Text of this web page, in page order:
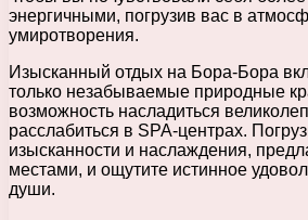
энергичными, погрузив вас в
умиротворения.
Изысканный отдых на Бора-Бора
только незабываемые природные
возможность насладиться
расслабиться в SPA-центрах.
изысканности и наслаждения,
местами, и ощутите истинное
души.